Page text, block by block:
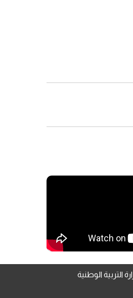
التربية الوطنية